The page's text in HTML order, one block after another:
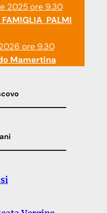
2025 ore 9.30
FAMIGLIA PALMI
ore 9.30
Mamertina